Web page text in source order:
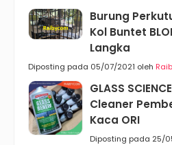
Burung
Kol Buntet
Langka
Diposting pada 05/07/2021 oleh
GLASS
Cleaner
Kaca ORI
Diposting pada 25/